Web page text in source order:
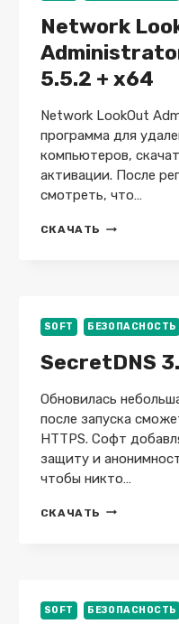
+
PORTABLE
Network
5.5.2 + x64
Network LookOut
программа для
компьютеров,
активации. После
смотреть, что…
СКАЧАТЬ NETWORK
X64
SOFT БЕЗОПАСНОСТЬ
SecretDNS
Обновилась
после запуска
HTTPS. Софт
защиту и
чтобы никто…
СКАЧАТЬ SECRETDNS
SOFT БЕЗОПАСНОСТЬ